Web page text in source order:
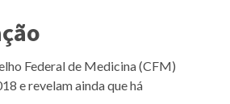
Federal de Medicina (CFM)
e revelam ainda que há